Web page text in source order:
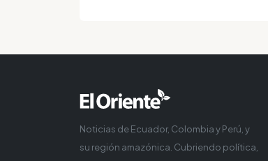
Noticias de Ecuador, Colombia y Perú, y
su región amazónica. Cubriendo política,